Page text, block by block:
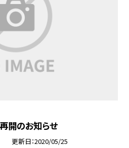
開のお知らせ
更新日 2020/05/25